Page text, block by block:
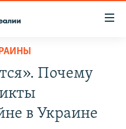
Почему
в Украине